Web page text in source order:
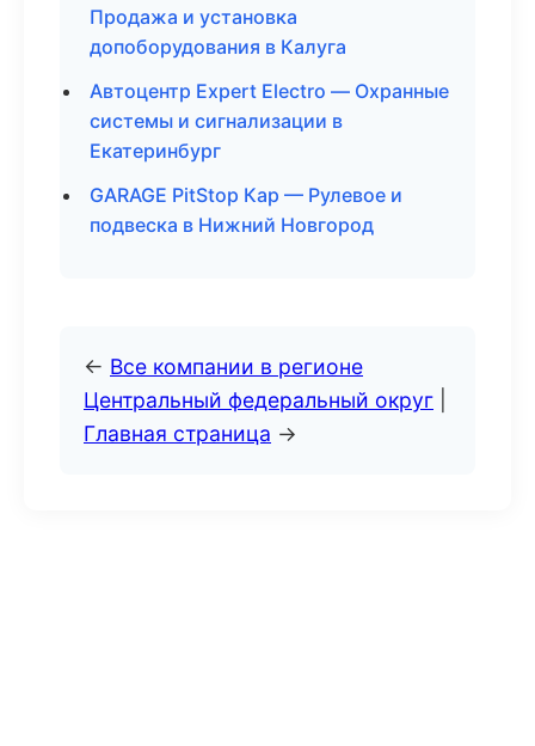
Продажа и установка
допоборудования в Калуга
Автоцентр Expert Electro — Охранные
системы и сигнализации в
Екатеринбург
GARAGE PitStop Кар — Рулевое и
подвеска в Нижний Новгород
← Все компании в регионе
Центральный федеральный округ
Главная страница →